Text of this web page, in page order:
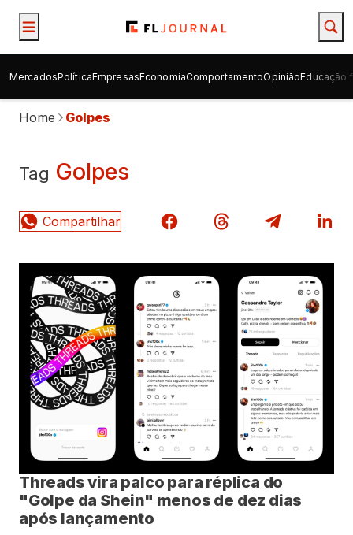
MercadosPolíticaEmpresasEconomiaComportamentoOpiniãoEducação
Home Golpes
Tag Golpes
Threads vira palco para réplica do
"Golpe da Shein" menos de dez dias
após lançamento